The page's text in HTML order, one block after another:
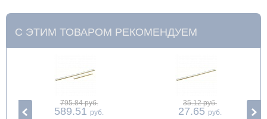
С ЭТИМ ТОВАРОМ РЕКОМЕНДУЕМ
795.84 руб.
589.51 руб.
35.12 руб.
27.65 руб.